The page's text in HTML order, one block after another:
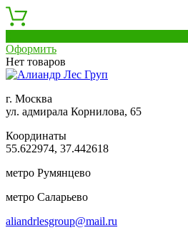
Оформить
Нет товаров
г. Москва
ул. адмирала Корнилова, 65
Координаты
55.622974, 37.442618
метро Румянцево
метро Саларьево
aliandrlesgroup@mail.ru